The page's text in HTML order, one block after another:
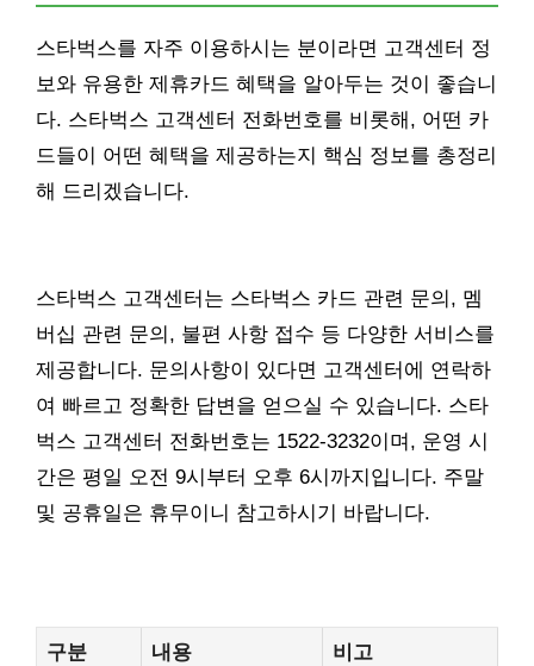
스타벅스를 자주 이용하시는 분이라면 고객센터 정
보와 유용한 제휴카드 혜택을 알아두는 것이 좋습니
다. 스타벅스 고객센터 전화번호를 비롯해, 어떤 카
드들이 어떤 혜택을 제공하는지 핵심 정보를 총정리
해 드리겠습니다.
스타벅스 고객센터는 스타벅스 카드 관련 문의, 멤
버십 관련 문의, 불편 사항 접수 등 다양한 서비스를
제공합니다. 문의사항이 있다면 고객센터에 연락하
여 빠르고 정확한 답변을 얻으실 수 있습니다. 스타
벅스 고객센터 전화번호는 1522-3232이며, 운영 시
간은 평일 오전 9시부터 오후 6시까지입니다. 주말
및 공휴일은 휴무이니 참고하시기 바랍니다.
구분 내용 비고